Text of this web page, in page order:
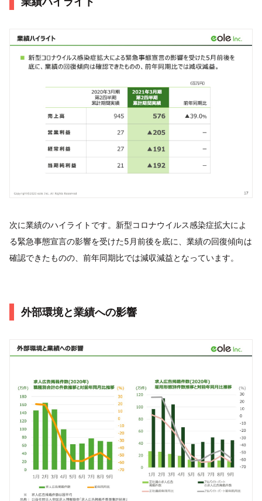
次に業績のハイライトです。新型コロナウイルス感染症拡大によ
る緊急事態宣言の影響を受けた5月前後を底に、業績の回復傾向は
確認できたものの、前年同期比では減収減益となっています。
外部環境と業績への影響